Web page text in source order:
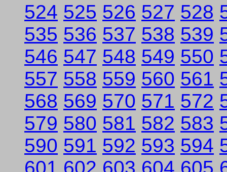
524 525 526 527 528
535 536 537 538 539
546 547 548 549 550
557 558 559 560 561
568 569 570 571 572
579 580 581 582 583
590 591 592 593 594